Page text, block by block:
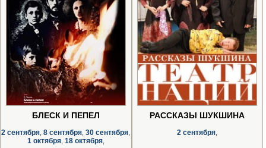
БЛЕСК И ПЕПЕЛ
2 сентября 8 сентября 30 сентября
1 октября, 18 октября,
РАССКАЗЫ ШУКШИНА
2 сентября